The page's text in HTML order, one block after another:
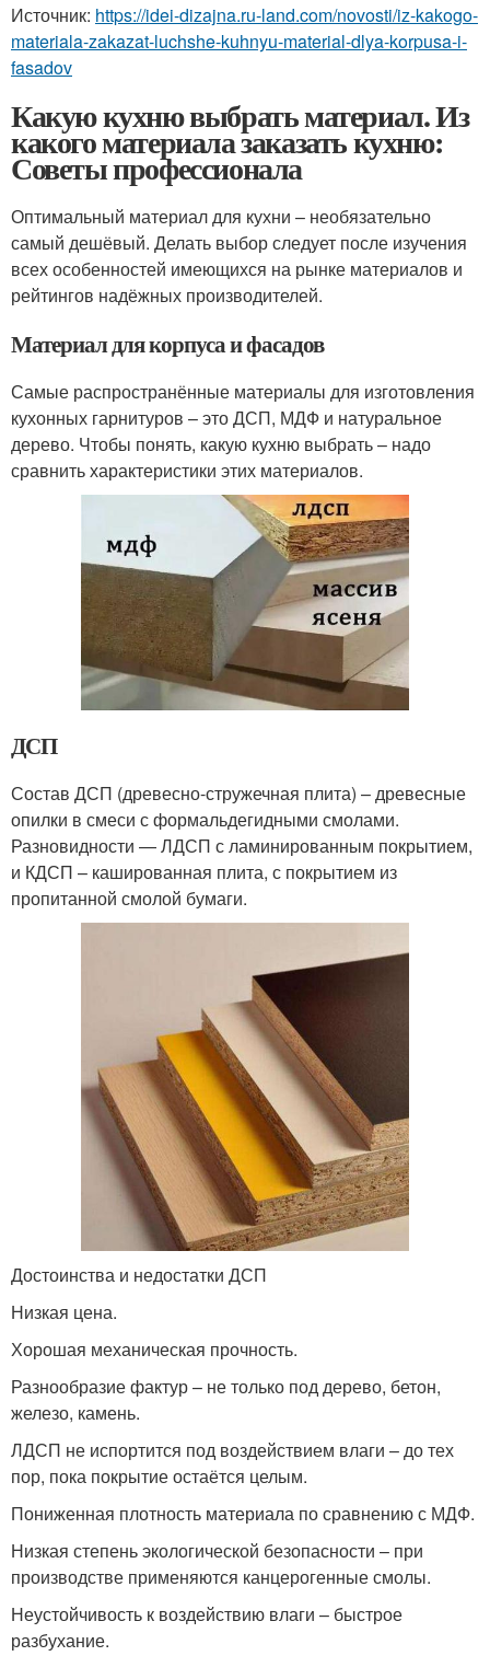
Источник: https://idei-dizajna.ru-land.com/novosti/iz-kakogo-
materiala-zakazat-luchshe-kuhnyu-material-dlya-korpusa-i-
fasadov
Какую кухню выбрать материал. Из
какого материала заказать кухню:
Советы профессионала
Оптимальный материал для кухни – необязательно
самый дешёвый. Делать выбор следует после изучения
всех особенностей имеющихся на рынке материалов и
рейтингов надёжных производителей.
Материал для корпуса и фасадов
Самые распространённые материалы для изготовления
кухонных гарнитуров – это ДСП, МДФ и натуральное
дерево. Чтобы понять, какую кухню выбрать – надо
сравнить характеристики этих материалов.
ДСП
Состав ДСП (древесно-стружечная плита) – древесные
опилки в смеси с формальдегидными смолами.
Разновидности — ЛДСП с ламинированным покрытием,
и КДСП – кашированная плита, с покрытием из
пропитанной смолой бумаги.
Достоинства и недостатки ДСП
Низкая цена.
Хорошая механическая прочность.
Разнообразие фактур – не только под дерево, бетон,
железо, камень.
ЛДСП не испортится под воздействием влаги – до тех
пор, пока покрытие остаётся целым.
Пониженная плотность материала по сравнению с МДФ.
Низкая степень экологической безопасности – при
производстве применяются канцерогенные смолы.
Неустойчивость к воздействию влаги – быстрое
разбухание.